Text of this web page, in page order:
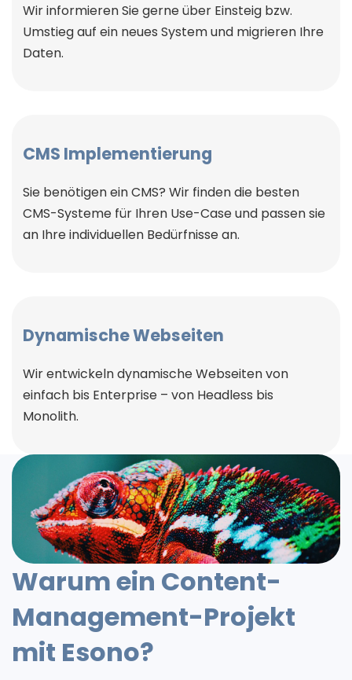
Wir informieren Sie gerne über Einsteig bzw.
Umstieg auf ein neues System und migrieren Ihre
Daten.
CMS Implementierung
Sie benötigen ein CMS? Wir finden die besten
CMS-Systeme für Ihren Use-Case und passen sie
an Ihre individuellen Bedürfnisse an.
Dynamische Webseiten
Wir entwickeln dynamische Webseiten von
einfach bis Enterprise – von Headless bis
Monolith.
Warum ein Content-
Management-Projekt
mit Esono?